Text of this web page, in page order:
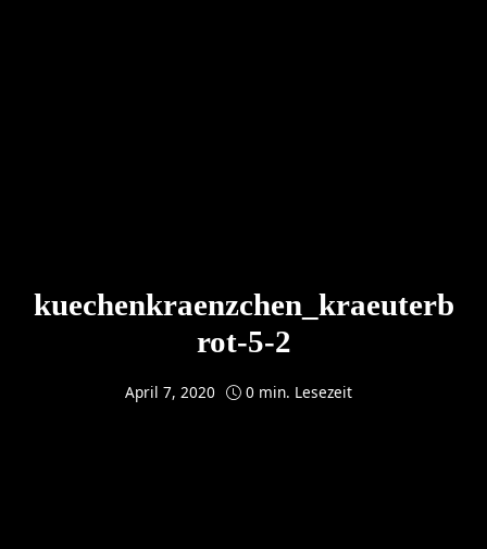
kuechenkraenzchen_kraeuterb
rot-5-2
April 7, 2020 0 min. Lesezeit